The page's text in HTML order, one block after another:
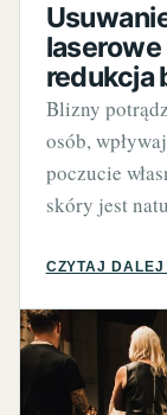
redukcja
Blizny
osób,
poczucie
skóry jest
CZYTAJ